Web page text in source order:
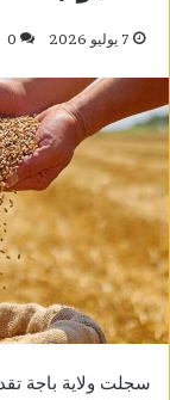
7 يوليو 2026 0
سجلت ولاية باجة